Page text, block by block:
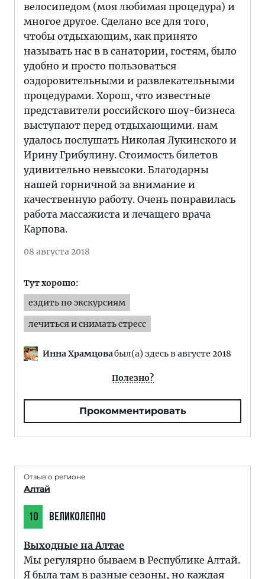
велосипедом (моя любимая процедура) и
многое другое. Сделано все для того,
чтобы отдыхающим, как принято
называть нас в в санатории, гостям, было
удобно и просто пользоваться
оздоровительными и развлекательными
процедурами. Хорош, что известные
представители российского шоу-бизнеса
выступают перед отдыхающими. нам
удалось послушать Николая Лукинского и
Ирину Грибулину. Стоимость билетов
удивительно невысоки. Благодарны
нашей горничной за внимание и
качественную работу. Очень понравилась
работа массажиста и лечащего врача
Карпова.
08 августа 2018
Тут хорошо:
ездить по экскурсиям
лечиться и снимать стресс
Инна Храмцовабыл(а) здесь в августе 2018
Полезно?
Прокомментировать
Отзыв о регионе
Алтай
10 ВЕЛИКОЛЕПНО
Выходные на Алтае
Мы регулярно бываем в Республике Алтай.
Я была там в разные сезоны, но каждая